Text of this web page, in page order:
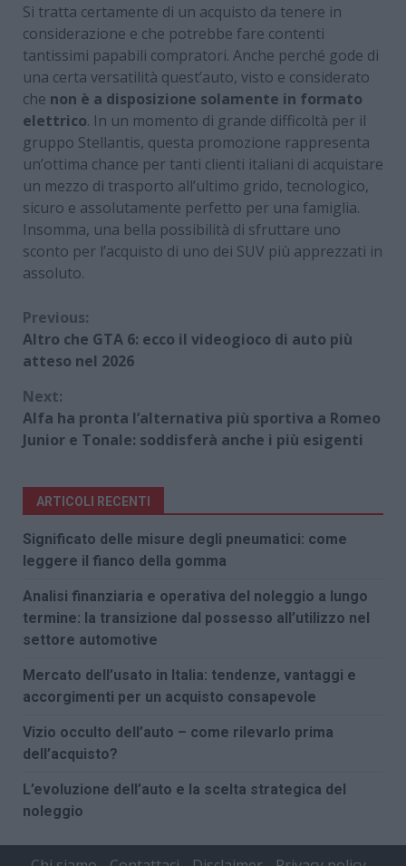
Si tratta certamente di un acquisto da tenere in
considerazione e che potrebbe fare contenti
tantissimi papabili compratori. Anche perché gode di
una certa versatilità quest’auto, visto e considerato
che non è a disposizione solamente in formato
elettrico. In un momento di grande difficoltà per il
gruppo Stellantis, questa promozione rappresenta
un’ottima chance per tanti clienti italiani di acquistare
un mezzo di trasporto all’ultimo grido, tecnologico,
sicuro e assolutamente perfetto per una famiglia.
Insomma, una bella possibilità di sfruttare uno
sconto per l’acquisto di uno dei SUV più apprezzati in
assoluto.
Continue
Reading
Previous:
Altro che GTA 6: ecco il videogioco di auto più
atteso nel 2026
Next:
Alfa ha pronta l’alternativa più sportiva a Romeo
Junior e Tonale: soddisferà anche i più esigenti
ARTICOLI RECENTI
Significato delle misure degli pneumatici: come
leggere il fianco della gomma
Analisi finanziaria e operativa del noleggio a lungo
termine: la transizione dal possesso all’utilizzo nel
settore automotive
Mercato dell’usato in Italia: tendenze, vantaggi e
accorgimenti per un acquisto consapevole
Vizio occulto dell’auto – come rilevarlo prima
dell’acquisto?
L’evoluzione dell’auto e la scelta strategica del
noleggio